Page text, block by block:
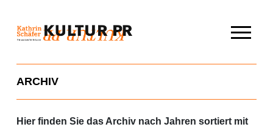
content
ARCHIV
Hier finden Sie das Archiv nach Jahren sortiert mit